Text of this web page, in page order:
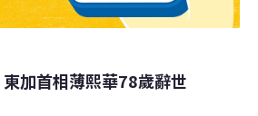
加首相薄熙華78歲辭世